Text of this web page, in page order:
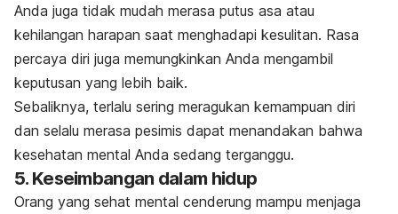
Anda juga tidak mudah merasa putus asa atau
kehilangan harapan saat menghadapi kesulitan. Rasa
percaya diri juga memungkinkan Anda mengambil
keputusan yang lebih baik.
Sebaliknya, terlalu sering meragukan kemampuan diri
dan selalu merasa pesimis dapat menandakan bahwa
kesehatan mental Anda sedang terganggu.
5. Keseimbangan dalam hidup
Orang yang sehat mental cenderung mampu menjaga